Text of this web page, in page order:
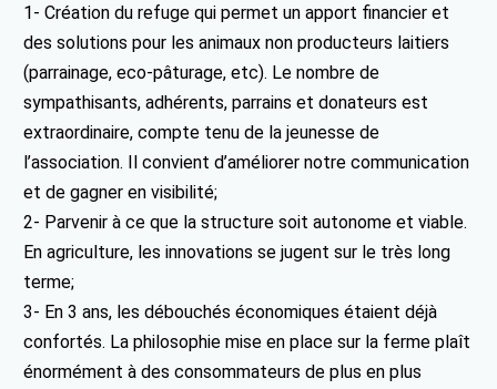
1- Création du refuge qui permet un apport financier et
des solutions pour les animaux non producteurs laitiers
(parrainage, eco-pâturage, etc). Le nombre de
sympathisants, adhérents, parrains et donateurs est
extraordinaire, compte tenu de la jeunesse de
l’association. Il convient d’améliorer notre communication
et de gagner en visibilité;
2- Parvenir à ce que la structure soit autonome et viable.
En agriculture, les innovations se jugent sur le très long
terme;
3- En 3 ans, les débouchés économiques étaient déjà
confortés. La philosophie mise en place sur la ferme plaît
énormément à des consommateurs de plus en plus